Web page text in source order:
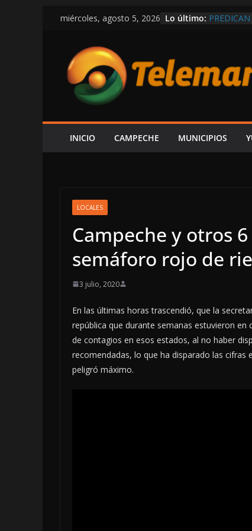
Saltar
contenido
miércoles, agosto 5, 2026 Lo último:
SHCP
DEL ISR
¿PAPÁ
CAEN
INICIO CAMPECHE MUNICIPIOS
LOCALES
Campeche y otros
semáforo rojo de
3 julio, 2020
En las últimas horas trascendió, que la
república que durante semanas estuvieron
de contagios en esos estados, al no haber
recomendadas, lo que ha disparado las cifras
peligró máximo.